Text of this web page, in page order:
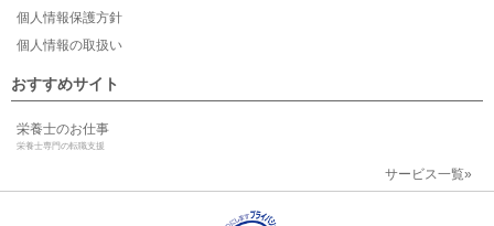
個人情報保護方針
個人情報の取扱い
おすすめサイト
栄養士のお仕事
栄養士専門の転職支援
サービス一覧»